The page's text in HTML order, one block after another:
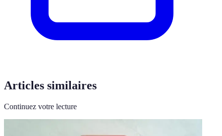
Articles similaires
Continuez votre lecture